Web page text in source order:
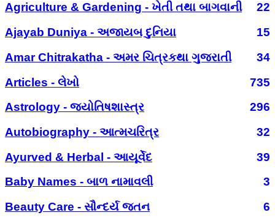
Agriculture & Gardening - ખેતી તથા બાગવાની
22
Ajayab Duniya - અજાયબ દુનિયા
15
Amar Chitrakatha - અમર ચિત્રકથા ગુજરાતી
34
Articles - લેખો
735
Astrology - જ્યોતિષશાસ્ત્ર
296
Autobiography - આત્મચરિત્ર
32
Ayurved & Herbal - આયૂર્વેદ
39
Baby Names - બાળ નામાવલી
3
Beauty Care - સૌન્દર્ય જતન
6